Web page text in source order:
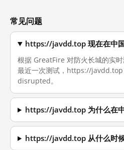
常见问题
https://javdd.top 现在在中
根据 GreatFire 对防火长城的实
最近一次测试，https://javdd.top
disrupted。
https://javdd.top 为什么在
https://javdd.top 从什么时